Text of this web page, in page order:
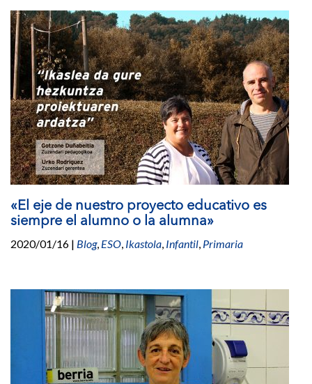
«El eje de nuestro proyecto educativo es
siempre el alumno o la alumna»
2020/01/16 | Blog, ESO, Ikastola, Infantil, Primaria